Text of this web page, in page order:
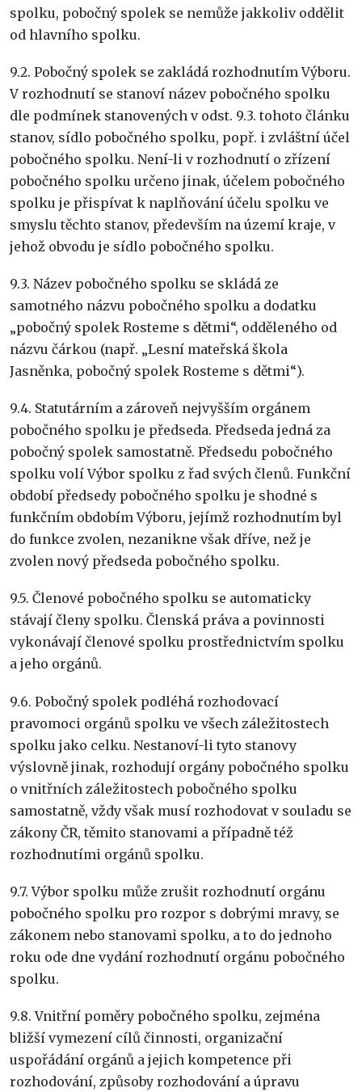
spolku, pobočný spolek se nemůže jakkoliv oddělit
od hlavního spolku.
9.2. Pobočný spolek se zakládá rozhodnutím Výboru.
V rozhodnutí se stanoví název pobočného spolku
dle podmínek stanovených v odst. 9.3. tohoto článku
stanov, sídlo pobočného spolku, popř. i zvláštní účel
pobočného spolku. Není-li v rozhodnutí o zřízení
pobočného spolku určeno jinak, účelem pobočného
spolku je přispívat k naplňování účelu spolku ve
smyslu těchto stanov, především na území kraje, v
jehož obvodu je sídlo pobočného spolku.
9.3. Název pobočného spolku se skládá ze
samotného názvu pobočného spolku a dodatku
„pobočný spolek Rosteme s dětmi“, odděleného od
názvu čárkou (např. „Lesní mateřská škola
Jasněnka, pobočný spolek Rosteme s dětmi“).
9.4. Statutárním a zároveň nejvyšším orgánem
pobočného spolku je předseda. Předseda jedná za
pobočný spolek samostatně. Předsedu pobočného
spolku volí Výbor spolku z řad svých členů. Funkční
období předsedy pobočného spolku je shodné s
funkčním obdobím Výboru, jejímž rozhodnutím byl
do funkce zvolen, nezanikne však dříve, než je
zvolen nový předseda pobočného spolku.
9.5. Členové pobočného spolku se automaticky
stávají členy spolku. Členská práva a povinnosti
vykonávají členové spolku prostřednictvím spolku
a jeho orgánů.
9.6. Pobočný spolek podléhá rozhodovací
pravomoci orgánů spolku ve všech záležitostech
spolku jako celku. Nestanoví-li tyto stanovy
výslovně jinak, rozhodují orgány pobočného spolku
o vnitřních záležitostech pobočného spolku
samostatně, vždy však musí rozhodovat v souladu se
zákony ČR, těmito stanovami a případně též
rozhodnutími orgánů spolku.
9.7. Výbor spolku může zrušit rozhodnutí orgánu
pobočného spolku pro rozpor s dobrými mravy, se
zákonem nebo stanovami spolku, a to do jednoho
roku ode dne vydání rozhodnutí orgánu pobočného
spolku.
9.8. Vnitřní poměry pobočného spolku, zejména
bližší vymezení cílů činnosti, organizační
uspořádání orgánů a jejich kompetence při
rozhodování, způsoby rozhodování a úpravu